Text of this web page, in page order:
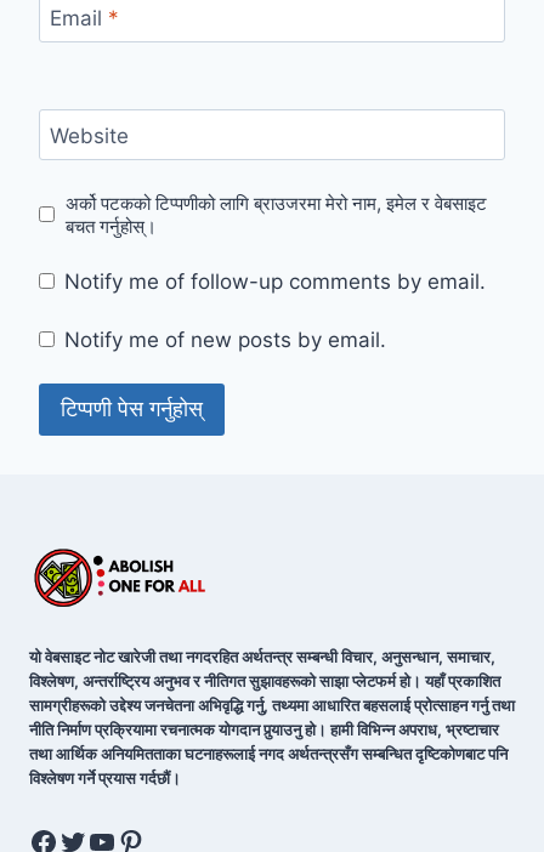
Email *
Website
अर्को पटकको टिप्पणीको लागि ब्राउजरमा मेरो नाम, इमेल र वेबसाइट
बचत गर्नुहोस्।
Notify me of follow-up comments by email.
Notify me of new posts by email.
यो वेबसाइट नोट खारेजी तथा नगदरहित अर्थतन्त्र सम्बन्धी विचार, अनुसन्धान, समाचार,
विश्लेषण, अन्तर्राष्ट्रिय अनुभव र नीतिगत सुझावहरूको साझा प्लेटफर्म हो। यहाँ प्रकाशित
सामग्रीहरूको उद्देश्य जनचेतना अभिवृद्धि गर्नु, तथ्यमा आधारित बहसलाई प्रोत्साहन गर्नु तथा
नीति निर्माण प्रक्रियामा रचनात्मक योगदान पुर्‍याउनु हो। हामी विभिन्न अपराध, भ्रष्टाचार
तथा आर्थिक अनियमितताका घटनाहरूलाई नगद अर्थतन्त्रसँग सम्बन्धित दृष्टिकोणबाट पनि
विश्लेषण गर्ने प्रयास गर्दछौं।